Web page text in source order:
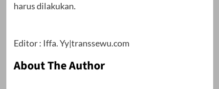
harus dilakukan.
Editor : Iffa. Yy|transsewu.com
About The Author